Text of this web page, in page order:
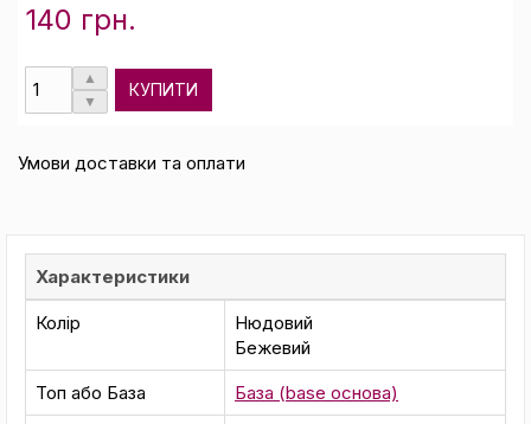
140 грн.
КУПИТИ
Умови доставки та оплати
Характеристики
Колір
Нюдовий
Бежевий
Топ або База
База (base основа)